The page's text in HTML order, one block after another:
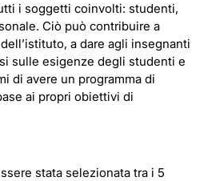
i soggetti coinvolti: studenti,
Ciò può contribuire a
a dare agli insegnanti
sulle esigenze degli studenti e
di avere un programma di
ai propri obiettivi di
stata selezionata tra i 5